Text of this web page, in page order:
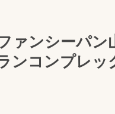
ァンシーパ
ンコンプレ